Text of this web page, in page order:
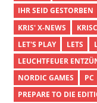
IHR SEID GESTORBEN
KRIS' X-NEWS
LET'S PLAY
LETS
LEUCHTFEUER
NORDIC GAMES
PC
PREPARE TO DIE